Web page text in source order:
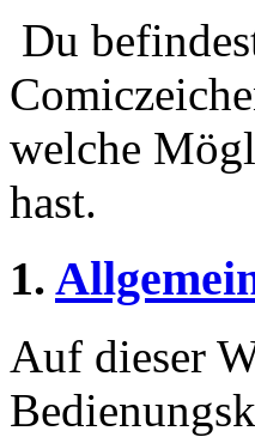
Du
welche
hast.
1.
Auf dieser